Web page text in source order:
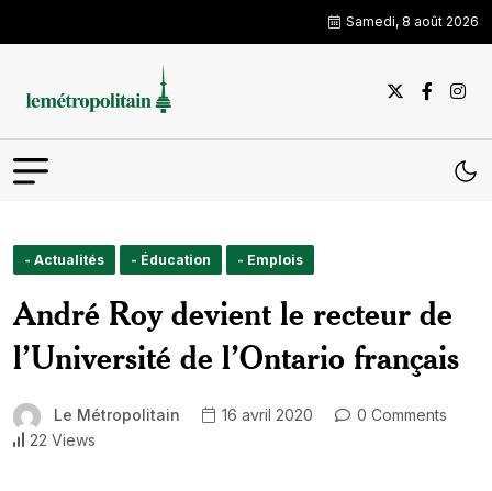
Samedi, 8 août 2026
- Actualités - Éducation - Emplois
André Roy devient le recteur de
l’Université de l’Ontario français
Le Métropolitain 16 avril 2020
0 Comments
22 Views